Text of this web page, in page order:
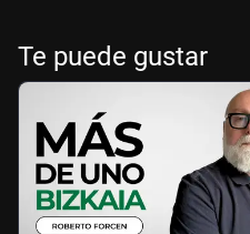
Te puede gustar